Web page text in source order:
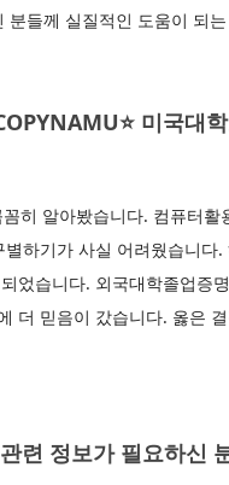
들께 실질적인 도움이 되
미국대
히 알아봤습니다. 컴퓨터
하기가 사실 어려웠습니다
었습니다. 외국대학졸업
더 믿음이 갔습니다. 옳은
련 정보가 필요하신